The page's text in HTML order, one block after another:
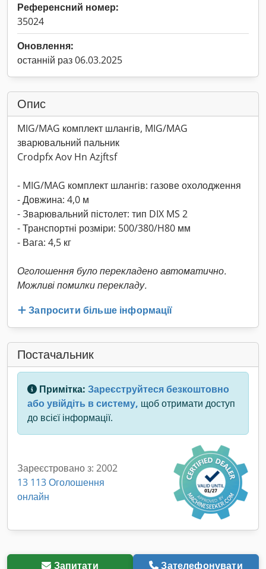
Референсний номер:
35024
Оновлення:
останній раз 06.03.2025
Опис
MIG/MAG комплект шлангів, MIG/MAG
зварювальний пальник
Crodpfx Aov Hn Azjftsf
- MIG/MAG комплект шлангів: газове охолодження
- Довжина: 4,0 м
- Зварювальний пістолет: тип DIX MS 2
- Транспортні розміри: 500/380/H80 мм
- Вага: 4,5 кг
Оголошення було перекладено автоматично.
Можливі помилки перекладу.
Запросити більше інформації
Постачальник
Примітка: Зареєструйтеся безкоштовно
або увійдіть в систему, щоб отримати доступ
до всієї інформації.
Зареєстровано з: 2002
13 113 Оголошення
онлайн
Запитати Зателефонувати